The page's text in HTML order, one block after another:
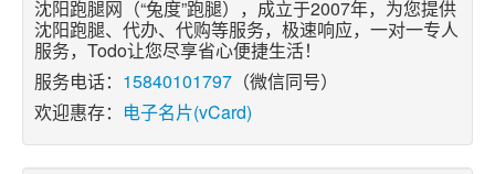
沈阳跑腿网（“兔度”跑腿），成立于2007年，为您提供
沈阳跑腿、代办、代购等服务，极速响应，一对一专人
服务，Todo让您尽享省心便捷生活！
服务电话： 15840101797 （微信同号）
欢迎惠存： 电子名片(vCard)